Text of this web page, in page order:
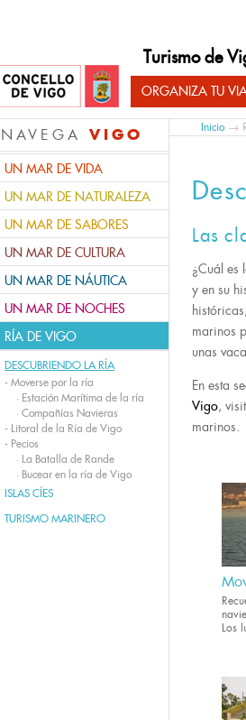
Turismo de
ORGANIZA TU
NAVEGA VIGO
UN MAR DE VIDA
UN MAR DE NATURALEZA
UN MAR DE SABORES
UN MAR DE CULTURA
UN MAR DE NÁUTICA
UN MAR DE NOCHES
RÍA DE VIGO
DESCUBRIENDO LA RÍA
- Moverse por la ría
· Estación Marítima de la ría
· Compañías Navieras
- Litoral de la Ría de Vigo
- Pecios
· La Batalla de Rande
· Bucear en la ría de Vigo
ISLAS CÍES
TURISMO MARINERO
Inicio→
Las
¿Cuál es
y en su
marinos
unas
En esta
Vigo,
marinos.
Los